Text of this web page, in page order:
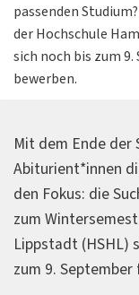
passenden
der Hochschule
sich noch bis zum
bewerben.
Mit dem Ende
Abiturient*innen
den Fokus: die
zum
Lippstadt (HSHL)
zum 9.